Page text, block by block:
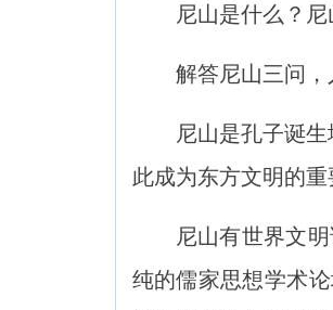
尼山是什么？
解答尼山三问
尼山是孔子诞
此成为东方文明的
尼山有世界文
纯的儒家思想学术